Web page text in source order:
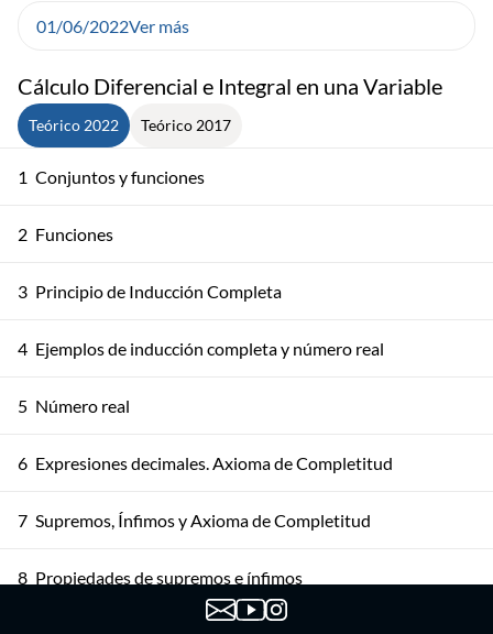
Cálculo Diferencial e Integral en una Variable
Teórico 2022 Teórico 2017
1 Conjuntos y funciones
2 Funciones
3 Principio de Inducción Completa
4 Ejemplos de inducción completa y número real
5 Número real
6 Expresiones decimales. Axioma de Completitud
7 Supremos, Ínfimos y Axioma de Completitud
8 Propiedades de supremos e ínfimos
01/06/2022Ver más